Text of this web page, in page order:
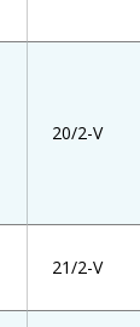
20/2-V
21/2-V